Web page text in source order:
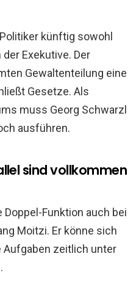
künftig sowohl
Exekutive. Der
Gewaltenteilung eine
Gesetze. Als
muss Georg Schwarzl
ausführen.
sind vollkommen
Funktion auch bei
Moitzi. Er könne sich
Aufgaben zeitlich unter